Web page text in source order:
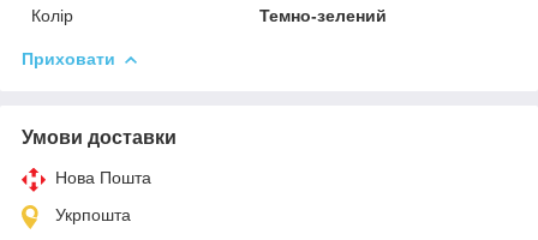
Колір
Темно-зелений
Приховати
Умови доставки
Нова Пошта
Укрпошта